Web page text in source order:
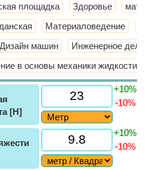
площадка Здоровье
Материаловедение
Дизайн машин Инженерное дело
в основы механики жидкости
[H]
+10%
-10%
+10%
-10%